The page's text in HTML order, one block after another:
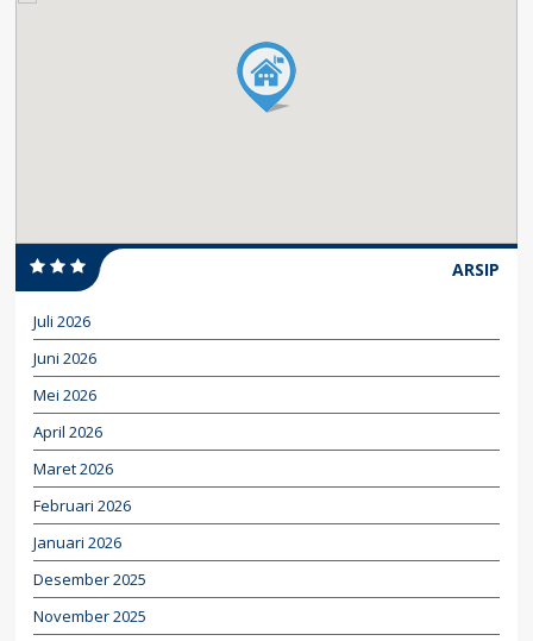
ARSIP
Juli 2026
Juni 2026
Mei 2026
April 2026
Maret 2026
Februari 2026
Januari 2026
Desember 2025
November 2025